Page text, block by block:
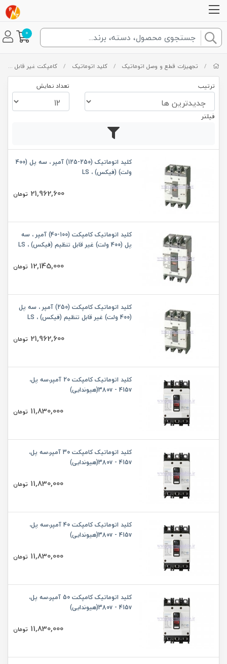
0
/ تجهیزات قطع و وصل اتوماتیک / کلید اتوماتیک / کامپکت غیر قابل تنظیم
ترتیب تعداد نمایش
فیلتر
کلید اتوماتیک (250-125) آمپر ، سه پل (400
ولت) (فیکس) ، LS
21,962,600 تومان
کلید اتوماتیک کامپکت (100-40) آمپر ، سه
پل (400 ولت) غیر قابل تنظیم (فیکس) ، LS
12,145,000 تومان
کلید اتوماتیک کامپکت (250) آمپر ، سه پل
(400 ولت) غیر قابل تنظیم (فیکس) ، LS
21,962,600 تومان
کلید اتوماتیک کامپکت 20 آمپر،سه پل،
380v - 415v(هیوندایی)
11,830,000 تومان
کلید اتوماتیک کامپکت 30 آمپر،سه پل،
380v - 415v(هیوندایی)
11,830,000 تومان
کلید اتوماتیک کامپکت 40 آمپر،سه پل،
380v - 415v(هیوندایی)
11,830,000 تومان
کلید اتوماتیک کامپکت 50 آمپر،سه پل،
380v - 415v(هیوندایی)
11,830,000 تومان